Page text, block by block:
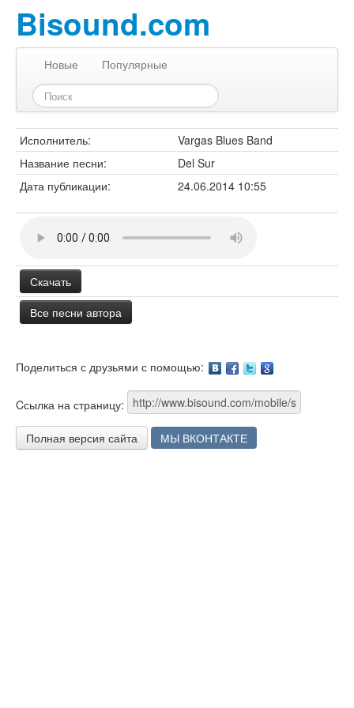
Bisound.com
Новые Популярные
Исполнитель:
Vargas Blues Band
Название песни:
Del Sur
Дата публикации:
24.06.2014 10:55
Скачать
Все песни автора
Поделиться с друзьями с помощью:
Cсылка на страницу:
Полная версия сайта МЫ ВКОНТАКТЕ